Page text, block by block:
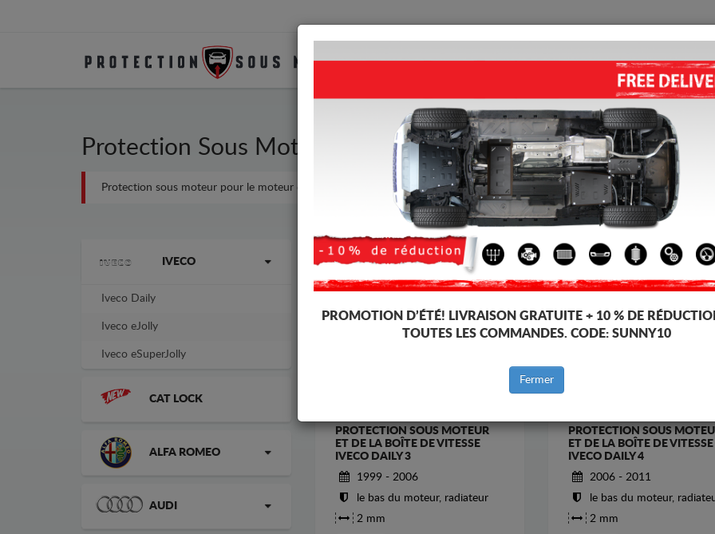
PROTECTION ACCUEIL LIVRAISON AVIS
Protection Sous Moteur Métallique Iveco Daily
Protection sous moteur pour le moteur et la boîte de vitesses, dédiée aux voitures Iveco Daily. Il est monté sans
Marques IVECO
Iveco Daily
Iveco eJolly
Iveco eSuperJolly
CAT LOCK
ALFA ROMEO
AUDI
-4%
PROTECTION SOUS MOTEUR
ET DE LA BOÎTE DE VITESSE
IVECO DAILY 3
1999 - 2006
le bas du moteur, radiateur
2 mm
-4%
PROTECTION SOUS
ET DE LA BOÎTE DE VITESSE
IVECO DAILY 4
2006 - 2011
le bas du moteur,
2 mm
PROMOTION D’ÉTÉ! LIVRAISON GRATUITE + 10 % DE
TOUTES LES COMMANDES. CODE: SUNNY10
Fermer